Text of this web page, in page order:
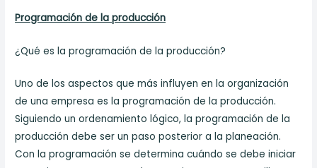
Programación de la producción
¿Qué es la programación de la producción?
Uno de los aspectos que más influyen en la organización
de una empresa es la programación de la producción.
Siguiendo un ordenamiento lógico, la programación de la
producción debe ser un paso posterior a la planeación.
Con la programación se determina cuándo se debe iniciar